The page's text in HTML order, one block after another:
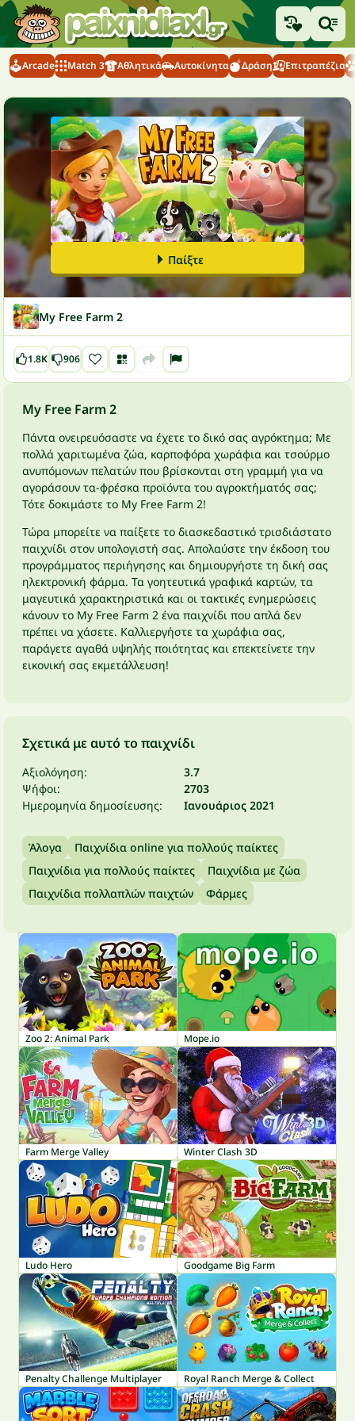
Arcade Match 3 Αθλητικά Αυτοκίνητα Δράση Επιτραπέζια
Παίξτε
My Free Farm 2
1.8K 906
My Free Farm 2
Πάντα ονειρευόσαστε να έχετε το δικό σας αγρόκτημα; Με
πολλά χαριτωμένα ζώα, καρποφόρα χωράφια και τσούρμο
ανυπόμονων πελατών που βρίσκονται στη γραμμή για να
αγοράσουν τα-φρέσκα προϊόντα του αγροκτήματός σας;
Τότε δοκιμάστε το My Free Farm 2!
Τώρα μπορείτε να παίξετε το διασκεδαστικό τρισδιάστατο
παιχνίδι στον υπολογιστή σας. Απολαύστε την έκδοση του
προγράμματος περιήγησης και δημιουργήστε τη δική σας
ηλεκτρονική φάρμα. Τα γοητευτικά γραφικά καρτών, τα
μαγευτικά χαρακτηριστικά και οι τακτικές ενημερώσεις
κάνουν το My Free Farm 2 ένα παιχνίδι που απλά δεν
πρέπει να χάσετε. Καλλιεργήστε τα χωράφια σας,
παράγετε αγαθά υψηλής ποιότητας και επεκτείνετε την
εικονική σας εκμετάλλευση!
Σχετικά με αυτό το παιχνίδι
Αξιολόγηση:
3.7
Ψήφοι:
2703
Ημερομηνία δημοσίευσης:
Ιανουάριος 2021
Άλογα
Παιχνίδια online για πολλούς παίκτες
Παιχνίδια για πολλούς παίκτες
Παιχνίδια με ζώα
Παιχνίδια πολλαπλών παιχτών
Φάρμες
Zoo 2: Animal Park Mope.io
Farm Merge Valley Winter Clash 3D
Ludo Hero Goodgame Big Farm
Penalty Challenge Multiplayer Royal Ranch Merge & Collect